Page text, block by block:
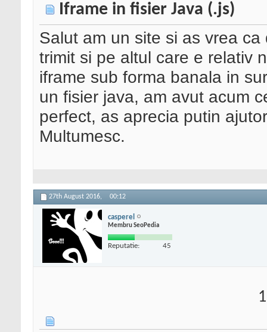
Iframe in fisier Java (.js)
Salut am un site si as vrea
trimit si pe altul care e relativ
iframe sub forma banala in
un fisier java, am avut acum
perfect, as aprecia putin
Multumesc.
27th August 2016, 00:12
casperel
Membru SeoPedia
Reputatie: 45